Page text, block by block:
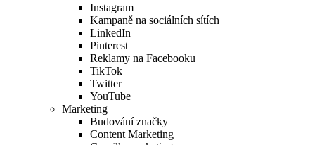
Instagram
Kampaně na sociálních sítích
LinkedIn
Pinterest
Reklamy na Facebooku
TikTok
Twitter
YouTube
Marketing
Budování značky
Content Marketing